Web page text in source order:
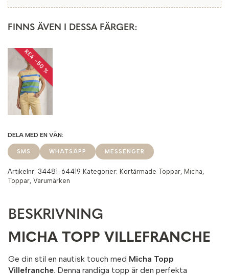
FINNS ÄVEN I DESSA FÄRGER:
REA −50 %
SMS WHATSAPP MESSENGER
Artikelnr: 34481-64419 Kategorier: Kortärmade Toppar, Micha,
Toppar, Varumärken
BESKRIVNING
MICHA TOPP VILLEFRANCHE
Ge din stil en nautisk touch med Micha Topp
Villefranche. Denna randiga topp är den perfekta